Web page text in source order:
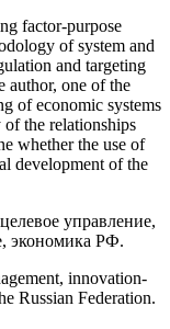
factor-purpose
of system and
and targeting
author, one of the
of economic systems
the relationships
whether the use of
development of the
управление,
экономика РФ.
innovation-
Russian Federation.